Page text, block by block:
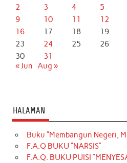
2
3 4 5
9
10 11 12
16
17 18 19
23
24 25 26
30
31
« Jun Aug »
HALAMAN
Buku “Membangun Negeri,
F.A.Q BUKU “NARSIS”
F.A.Q. BUKU PUISI